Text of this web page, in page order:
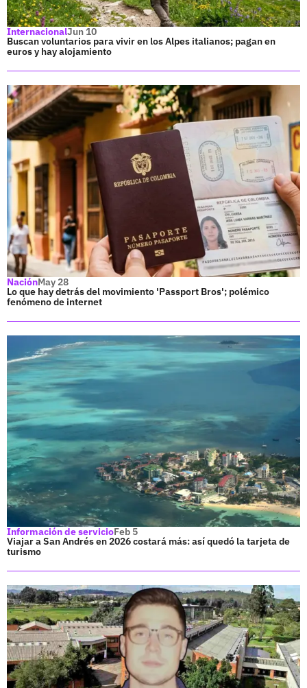
InternacionalJun 10
Buscan voluntarios para vivir en los Alpes italianos; pagan en
euros y hay alojamiento
NaciónMay 28
Lo que hay detrás del movimiento 'Passport Bros'; polémico
fenómeno de internet
Información de servicioFeb 5
Viajar a San Andrés en 2026 costará más: así quedó la tarjeta de
turismo